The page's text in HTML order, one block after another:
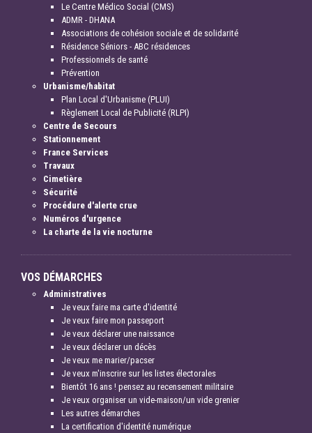
Le Centre Médico Social (CMS)
ADMR - DHANA
Associations de cohésion sociale et de solidarité
Résidence Séniors - ABC résidences
Professionnels de santé
Prévention
Urbanisme/habitat
Plan Local d'Urbanisme (PLUI)
Règlement Local de Publicité (RLPI)
Centre de Secours
Stationnement
France Services
Travaux
Cimetière
Sécurité
Procédure d'alerte crue
Numéros d'urgence
La charte de la vie nocturne
VOS DÉMARCHES
Administratives
Je veux faire ma carte d'identité
Je veux faire mon passeport
Je veux déclarer une naissance
Je veux déclarer un décès
Je veux me marier/pacser
Je veux m'inscrire sur les listes électorales
Bientôt 16 ans ! pensez au recensement militaire
Je veux organiser un vide-maison/un vide grenier
Les autres démarches
La certification d'identité numérique